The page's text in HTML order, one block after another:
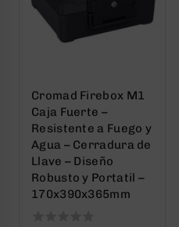
Cromad Firebox M1
Caja Fuerte –
Resistente a Fuego y
Agua – Cerradura de
Llave – Diseño
Robusto y Portatil –
170x390x365mm